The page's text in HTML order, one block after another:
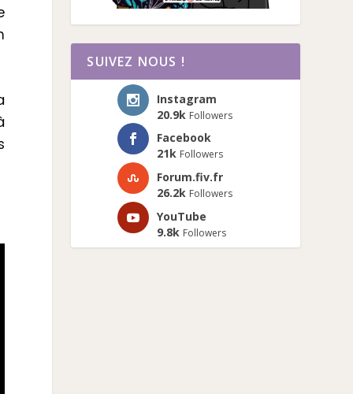
SUIVEZ NOUS !
Instagram
20.9k Followers
Facebook
21k Followers
Forum.fiv.fr
26.2k Followers
YouTube
9.8k Followers